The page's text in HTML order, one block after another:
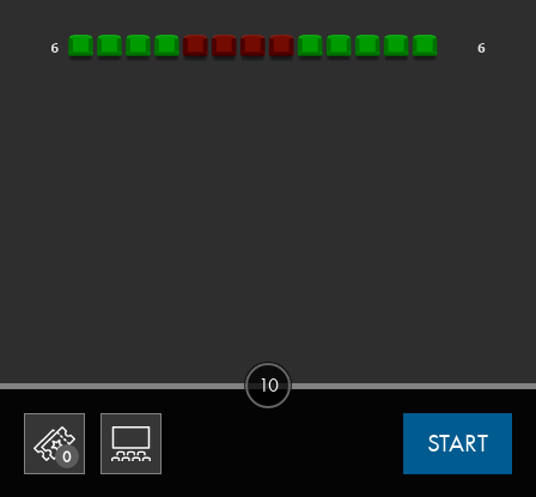
0 START
10